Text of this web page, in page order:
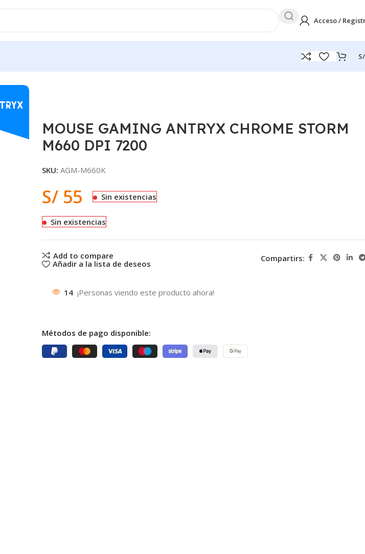
Acceso /
S/
MOUSE GAMING ANTRYX CHROME STORM
M660 DPI 7200
SKU: AGM-M660K
S/55 Sin existencias
Sin existencias
Add to compare
Añadir a la lista de deseos
Compartirs:
14 ¡Personas viendo este producto ahora!
Métodos de pago disponible: